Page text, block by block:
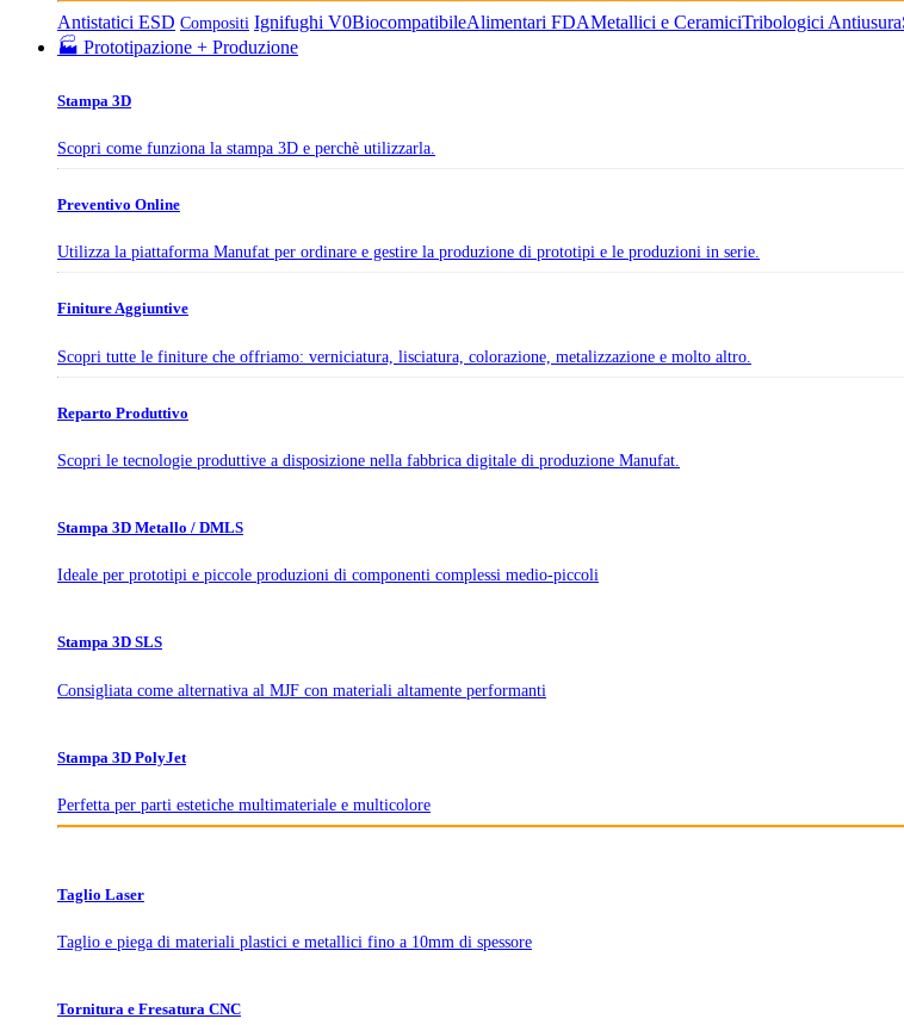
Antistatici ESD Compositi Ignifughi V0BiocompatibileAlimentari FDAMetallici e CeramiciTribologici Antiusura
🏭 Prototipazione + Produzione
Stampa 3D
Scopri come funziona la stampa 3D e perchè utilizzarla.
Preventivo Online
Utilizza la piattaforma Manufat per ordinare e gestire la produzione di prototipi e le produzioni in serie.
Finiture Aggiuntive
Scopri tutte le finiture che offriamo: verniciatura, lisciatura, colorazione, metalizzazione e molto altro.
Reparto Produttivo
Scopri le tecnologie produttive a disposizione nella fabbrica digitale di produzione Manufat.
Stampa 3D Metallo / DMLS
Ideale per prototipi e piccole produzioni di componenti complessi medio-piccoli
Stampa 3D SLS
Consigliata come alternativa al MJF con materiali altamente performanti
Stampa 3D PolyJet
Perfetta per parti estetiche multimateriale e multicolore
Taglio Laser
Taglio e piega di materiali plastici e metallici fino a 10mm di spessore
Tornitura e Fresatura CNC